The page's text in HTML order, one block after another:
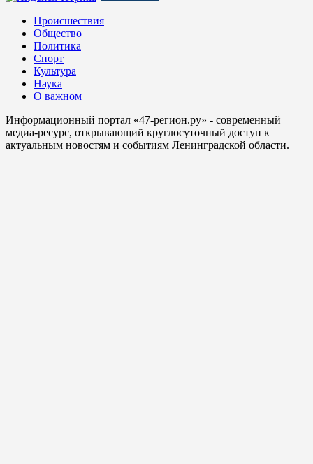
Происшествия
Общество
Политика
Спорт
Культура
Наука
О важном
Информационный портал «47-регион.ру» - современный
медиа-ресурс, открывающий круглосуточный доступ к
актуальным новостям и событиям Ленинградской области.